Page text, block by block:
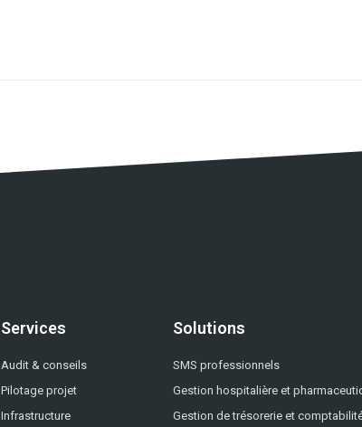
Services
Audit & conseils
Pilotage projet
Infrastructure
Solutions
SMS professionnels
Gestion hospitalière et
Gestion de trésorerie et